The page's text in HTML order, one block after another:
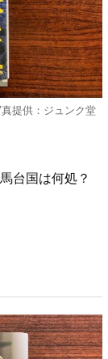
提供：ジュンク堂
台国は何処？